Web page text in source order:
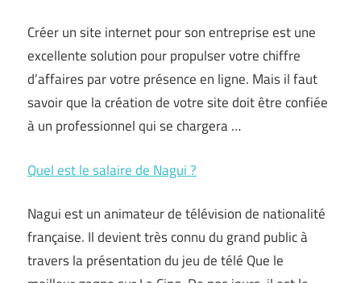
Créer un site internet pour son entreprise est une
excellente solution pour propulser votre chiffre
d’affaires par votre présence en ligne. Mais il faut
savoir que la création de votre site doit être confiée
à un professionnel qui se chargera …
Quel est le salaire de Nagui ?
Nagui est un animateur de télévision de nationalité
française. Il devient très connu du grand public à
travers la présentation du jeu de télé Que le